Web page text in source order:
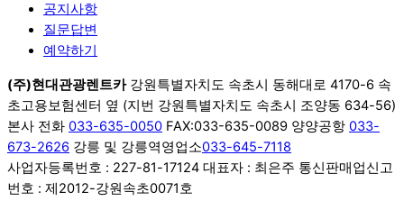
공지사항
질문답변
예약하기
(주)현대관광렌트카강원특별자치도 속초시 동해대로 4170-6 속
초고용보험센터 옆 (지번 강원특별자치도 속초시 조양동 634-56)
본사 전화 033-635-0050 FAX:033-635-0089 양양공항 033-
673-2626 강릉 및 강릉역영업소033-645-7118
사업자등록번호 : 227-81-17124 대표자 : 최은주 통신판매업신고
번호 : 제2012-강원속초0071호